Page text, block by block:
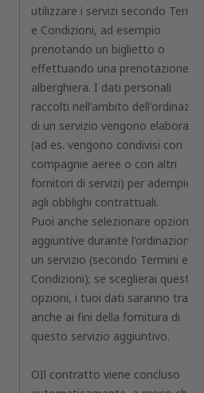
utilizzare i servizi secondo
e Condizioni, ad esempio
prenotando un biglietto o
effettuando una prenotazione
alberghiera. I dati personali
raccolti nell'ambito
di un servizio vengono elaborati
(ad es. vengono condivisi con
compagnie aeree o con altri
fornitori di servizi) per adempiere
agli obblighi contrattuali.
Puoi anche selezionare opzioni
aggiuntive durante l'ordinazione
un servizio (secondo Termini e
Condizioni); se sceglierai queste
opzioni, i tuoi dati saranno
anche ai fini della fornitura di
questo servizio aggiuntivo.
OIl contratto viene concluso